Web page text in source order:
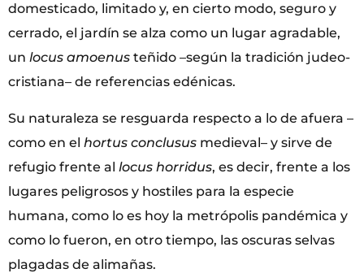
domesticado, limitado y, en cierto modo, seguro y
cerrado, el jardín se alza como un lugar agradable,
un locus amoenus teñido –según la tradición judeo-
cristiana– de referencias edénicas.
Su naturaleza se resguarda respecto a lo de afuera –
como en el hortus conclusus medieval– y sirve de
refugio frente al locus horridus, es decir, frente a los
lugares peligrosos y hostiles para la especie
humana, como lo es hoy la metrópolis pandémica y
como lo fueron, en otro tiempo, las oscuras selvas
plagadas de alimañas.